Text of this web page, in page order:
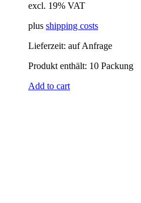
excl. 19% VAT
plus shipping costs
Lieferzeit: auf Anfrage
Produkt enthält: 10 Packung
Add to cart